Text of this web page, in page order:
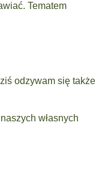
Tematem
odzywam się także
własnych